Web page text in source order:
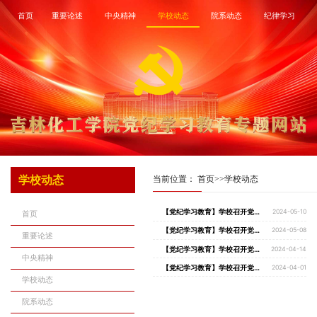
首页 重要论述 中央精神 学校动态 院系动态 纪律学习
学校动态
首页
重要论述
中央精神
学校动态
院系动态
当前位置：首页>>学校动态
【党纪学习教育】学校召开党纪学习教育暨党委理论学习中心组（扩大）学习会 2024-05-10
【党纪学习教育】学校召开党纪学习教育读书班暨党委理论学习中心组（扩大）学习会 2024-05-08
【党纪学习教育】学校召开党纪学习教育启动部署会 2024-04-14
【党纪学习教育】学校召开党纪学习教育推进会 2024-04-01